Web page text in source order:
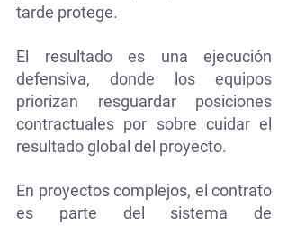
tarde protege.
El resultado es una ejecución
defensiva, donde los equipos
priorizan resguardar posiciones
contractuales por sobre cuidar el
resultado global del proyecto.
En proyectos complejos, el contrato
es parte del sistema de